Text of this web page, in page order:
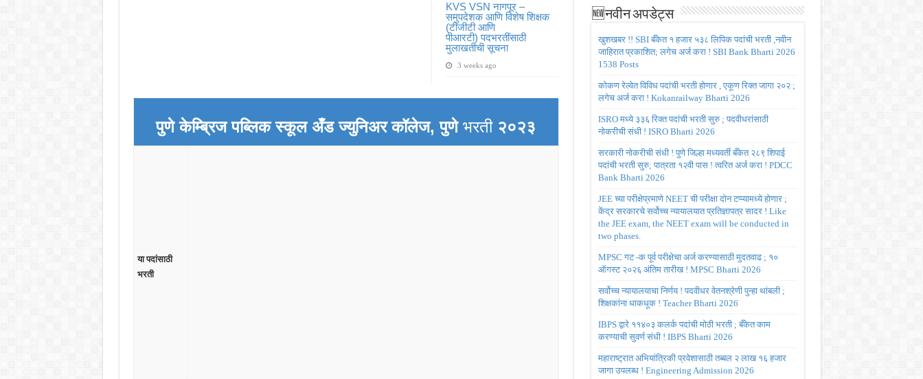
KVS VSN नागपूर –
समुपदेशक आणि विशेष शिक्षक
(टीजीटी आणि
पीआरटी) पदभरतींसाठी
मुलाखतीची सूचना
3 weeks ago
पुणे केम्ब्रिज पब्लिक स्कूल अँड ज्युनिअर कॉलेज, पुणे भरती२०२३
या पदांसाठी
भरती
🆕नवीन अपडेट्स
खुशखबर !! SBI बँकेत १ हजार ५३८ लिपिक पदांची भरती ,नवीन
जाहिरात प्रकाशित; लगेच अर्ज करा ! SBI Bank Bharti 2026
1538 Posts
कोकण रेल्वेत विविध पदांची भरती होणार , एकूण रिक्त जागा २०२ ;
लगेच अर्ज करा ! Kokanrailway Bharti 2026
ISRO मध्ये ३३६ रिक्त पदांची भरती सुरु ; पदवीधरांसाठी
नोकरीची संधी ! ISRO Bharti 2026
सरकारी नोकरीची संधी ! पुणे जिल्हा मध्यवर्ती बँकेत २८९ शिपाई
पदांची भरती सुरु; पात्रता १२वी पास ! त्वरित अर्ज करा ! PDCC
Bank Bharti 2026
JEE च्या परीक्षेप्रमाणे NEET ची परीक्षा दोन टप्प्यामध्ये होणार ;
केंद्र सरकारचे सर्वोच्च न्यायालयात प्रतिज्ञापत्र सादर ! Like
the JEE exam, the NEET exam will be conducted in
two phases.
MPSC गट -क पूर्व परीक्षेचा अर्ज करण्यासाठी मुदतवाढ ; १०
ऑगस्ट २०२६ अंतिम तारीख ! MPSC Bharti 2026
सर्वोच्च न्यायालयाचा निर्णय ! पदवीधर वेतनश्रेणी पुन्हा थांबली ;
शिक्षकांना धाकधूक ! Teacher Bharti 2026
IBPS द्वारे ११४०३ कलर्क पदांची मोठी भरती ; बँकेत काम
करण्याची सुवर्ण संधी ! IBPS Bharti 2026
महाराष्ट्रात अभियांत्रिकी प्रवेशासाठी तब्बल २ लाख १६ हजार
जागा उपलब्ध ! Engineering Admission 2026